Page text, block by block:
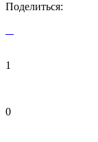
Поделиться:
1
0